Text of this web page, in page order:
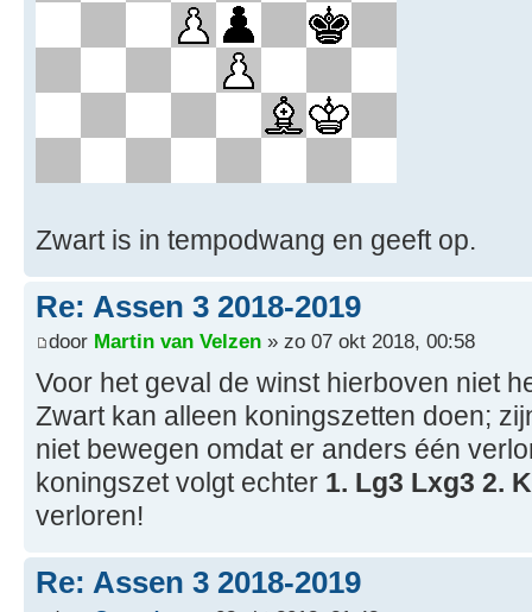
Zwart is in tempodwang en geeft op.
Re: Assen 3 2018-2019
door Martin van Velzen » zo 07 okt 2018, 00:58
Voor het geval de winst hierboven niet
Zwart kan alleen koningszetten doen;
niet bewegen omdat er anders één
koningszet volgt echter 1. Lg3 Lxg3 2.
verloren!
Re: Assen 3 2018-2019